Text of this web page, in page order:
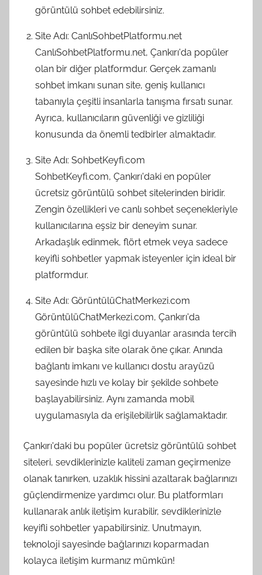
görüntülü sohbet edebilirsiniz.
Site Adı: CanlıSohbetPlatformu.net
CanlıSohbetPlatformu.net, Çankırı'da popüler
olan bir diğer platformdur. Gerçek zamanlı
sohbet imkanı sunan site, geniş kullanıcı
tabanıyla çeşitli insanlarla tanışma fırsatı sunar.
Ayrıca, kullanıcıların güvenliği ve gizliliği
konusunda da önemli tedbirler almaktadır.
Site Adı: SohbetKeyfi.com
SohbetKeyfi.com, Çankırı'daki en popüler
ücretsiz görüntülü sohbet sitelerinden biridir.
Zengin özellikleri ve canlı sohbet seçenekleriyle
kullanıcılarına eşsiz bir deneyim sunar.
Arkadaşlık edinmek, flört etmek veya sadece
keyifli sohbetler yapmak isteyenler için ideal bir
platformdur.
Site Adı: GörüntülüChatMerkezi.com
GörüntülüChatMerkezi.com, Çankırı'da
görüntülü sohbete ilgi duyanlar arasında tercih
edilen bir başka site olarak öne çıkar. Anında
bağlantı imkanı ve kullanıcı dostu arayüzü
sayesinde hızlı ve kolay bir şekilde sohbete
başlayabilirsiniz. Aynı zamanda mobil
uygulamasıyla da erişilebilirlik sağlamaktadır.
Çankırı'daki bu popüler ücretsiz görüntülü sohbet
siteleri, sevdiklerinizle kaliteli zaman geçirmenize
olanak tanırken, uzaklık hissini azaltarak bağlarınızı
güçlendirmenize yardımcı olur. Bu platformları
kullanarak anlık iletişim kurabilir, sevdiklerinizle
keyifli sohbetler yapabilirsiniz. Unutmayın,
teknoloji sayesinde bağlarınızı koparmadan
kolayca iletişim kurmanız mümkün!